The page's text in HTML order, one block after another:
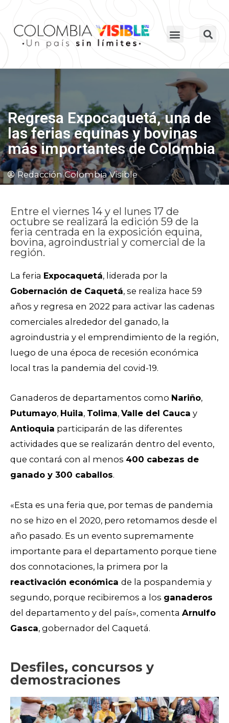
Regresa Expocaquetá, una de
las ferias equinas y bovinas
más importantes de Colombia
Redacción Colombia Visible
Entre el viernes 14 y el lunes 17 de
octubre se realizará la edición 59 de la
feria centrada en la exposición equina,
bovina, agroindustrial y comercial de la
región.
La feria Expocaquetá, liderada por la
Gobernación de Caquetá, se realiza hace 59
años y regresa en 2022 para activar las cadenas
comerciales alrededor del ganado, la
agroindustria y el emprendimiento de la región,
luego de una época de recesión económica
local tras la pandemia del covid-19.
Ganaderos de departamentos como Nariño,
Putumayo, Huila, Tolima, Valle del Cauca y
Antioquia participarán de las diferentes
actividades que se realizarán dentro del evento,
que contará con al menos 400 cabezas de
ganado y 300 caballos.
«Esta es una feria que, por temas de pandemia
no se hizo en el 2020, pero retomamos desde el
año pasado. Es un evento supremamente
importante para el departamento porque tiene
dos connotaciones, la primera por la
reactivación económica de la pospandemia y
segundo, porque recibiremos a los ganaderos
del departamento y del país», comenta Arnulfo
Gasca, gobernador del Caquetá.
Desfiles, concursos y
demostraciones